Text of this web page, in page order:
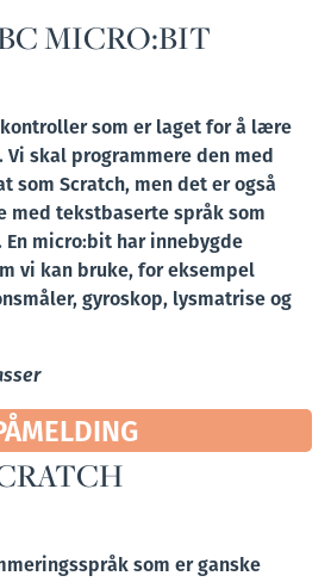
MICRO:BIT
som er laget for å lære
skal programmere den med
som Scratch, men det er også
med tekstbaserte språk som
En micro:bit har innebygde
vi kan bruke, for eksempel
gyroskop, lysmatrise og
som er ganske